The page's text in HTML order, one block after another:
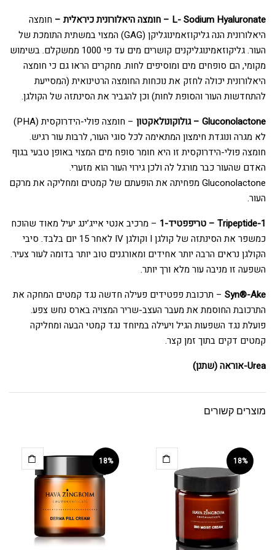
L- Sodium Hyaluronate – חומצה היאלורונית כיראלית –
חומצה
היאלורונית הנה גליקוזאמינוגליקן (GAG) המצוי במשתית התומכת של
העור. גליקוזאמינוגליקנים קושרים מים עד פי 1000 ממשקלם. בשימוש
מקומי, הם סופחים מים ומוסיפים לחות. מחקרים הראו גם כי חומצה
היאלורונית יכולה לחזק את נוכחות החומצה הרטינואית (המסייעת
להתחדשות העור והסופת לחות) וכן להגביר את הסינתזה של הקולגן.
Gluconolactone – גולוקונולאקטון
– חומצה פולי-הידרוקסית (PHA)
לא מגרה ונוגדת חימצון המתאימה לכל סוגי העור, לרבות עור רגיש.
חומצה פולי-הידרוקסית זו היא חומר סופח מים המצוי באופן טבעי בגוף
האדם שהעור כבר מורגל לה ולכן גירוי העור הוא מזערי.
Gluconolactone מפחיתה את הופעתם של קמטים ומחליקה את מרקם
העור.
Tripeptide-1 – טריפפטיד-1
– מרכיב אנטי אייג’ינג יעיל מאוד שהוכח
כמשפר את הסינתזה של קולגן I וקולגן IV לאחר 15 יום בלבד. סיבי
הקולגן נראים הרבה יותר אחידים ומאורגנים טוב יותר בדומה לעור צעיר.
השפעה זו מניבה עור מלא ורך יותר.
Syn®-Ake – תרכובת פפטידים פעילה חדשה נגד קמטים המחקה את
התרכובת החוסמת את מעבר העצב-שריר המצויה בארס נחש צפע.
פועלת נגד השפעות הגיל ויעילה במיוחד נגד קמטי הבעה ומחליקה
קמטים דקים בתוך זמן קצר.
Urea-אוראה (שתנן)
מוצרים קשורים
18%
18%